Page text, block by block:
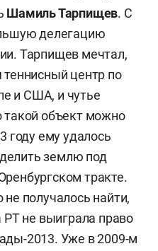
Шамиль Тарпищев. С
делегацию
Тарпищев мечтал,
теннисный центр по
и США, и чутье
такой объект можно
году ему удалось
землю под
тракте.
получалось найти,
РТ не выиграла право
2013. Уже в 2009-м